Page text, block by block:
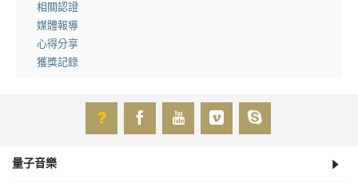
相關認證
媒體報導
心得分享
獲獎記錄
量子音樂